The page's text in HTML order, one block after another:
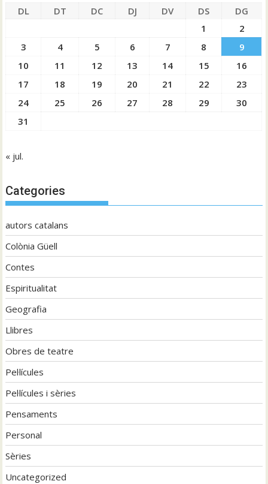
DL DT DC DJ DV DS
DG
1
2
3
4 5 6 7 8
9
10
11 12 13 14 15
16
17
18 19 20 21 22
23
24
25 26 27 28 29
30
31
« jul.
Categories
autors catalans
Colònia Güell
Contes
Espiritualitat
Geografia
Llibres
Obres de teatre
Pel·lícules
Pel·lícules i sèries
Pensaments
Personal
Sèries
Uncategorized